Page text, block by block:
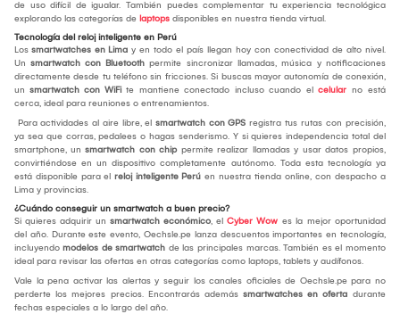
de uso difícil de igualar. También puedes complementar tu experiencia tecnológica
explorando las categorías de laptops disponibles en nuestra tienda virtual.
Tecnología del reloj inteligente en Perú
Los smartwatches en Lima y en todo el país llegan hoy con conectividad de alto nivel.
Un smartwatch con Bluetooth permite sincronizar llamadas, música y notificaciones
directamente desde tu teléfono sin fricciones. Si buscas mayor autonomía de conexión,
un smartwatch con WiFi te mantiene conectado incluso cuando el celular no está
cerca, ideal para reuniones o entrenamientos.
Para actividades al aire libre, el smartwatch con GPS registra tus rutas con precisión,
ya sea que corras, pedalees o hagas senderismo. Y si quieres independencia total del
smartphone, un smartwatch con chippermite realizar llamadas y usar datos propios,
convirtiéndose en un dispositivo completamente autónomo. Toda esta tecnología ya
está disponible para el reloj inteligente Perú en nuestra tienda online, con despacho a
Lima y provincias.
¿Cuándo conseguir un smartwatch a buen precio?
Si quieres adquirir un smartwatch económico, el Cyber Wow es la mejor oportunidad
del año. Durante este evento, Oechsle.pe lanza descuentos importantes en tecnología,
incluyendo modelos de smartwatch de las principales marcas. También es el momento
ideal para revisar las ofertas en otras categorías como laptops, tablets y audífonos.
Vale la pena activar las alertas y seguir los canales oficiales de Oechsle.pe para no
perderte los mejores precios. Encontrarás además smartwatches en oferta durante
fechas especiales a lo largo del año.